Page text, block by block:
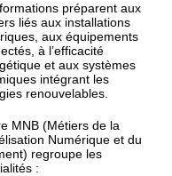
préparent aux
liés aux installations
aux équipements
à l’efficacité
et aux systèmes
intégrant les
renouvelables.
MNB (Métiers de la
Numérique et du
regroupe les
: